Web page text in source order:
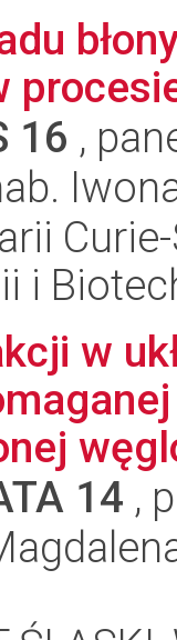
16 ,
i
w
14 ,